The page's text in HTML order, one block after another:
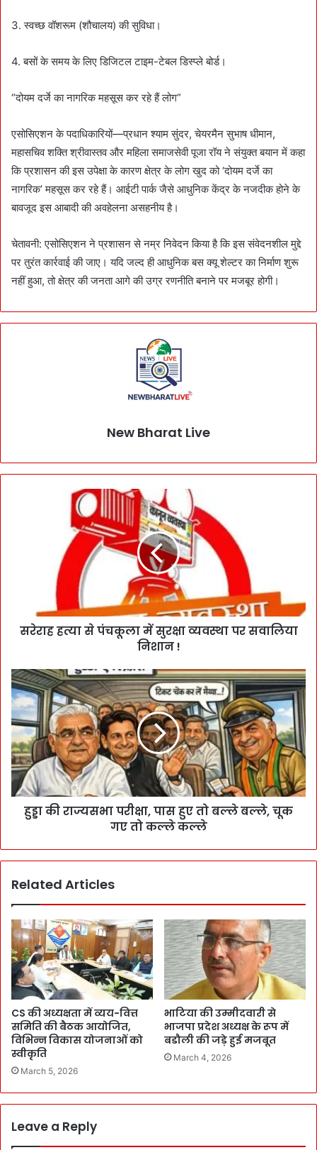
3. स्वच्छ वॉशरूम (शौचालय) की सुविधा।
4. बसों के समय के लिए डिजिटल टाइम-टेबल डिस्प्ले बोर्ड।
“दोयम दर्जे का नागरिक महसूस कर रहे हैं लोग”
एसोसिएशन के पदाधिकारियों—प्रधान श्याम सुंदर, चेयरमैन सुभाष धीमान,
महासचिव शक्ति श्रीवास्तव और महिला समाजसेवी पूजा रॉय ने संयुक्त बयान में कहा
कि प्रशासन की इस उपेक्षा के कारण क्षेत्र के लोग खुद को ‘दोयम दर्जे का
नागरिक’ महसूस कर रहे हैं। आईटी पार्क जैसे आधुनिक केंद्र के नजदीक होने के
बावजूद इस आबादी की अवहेलना असहनीय है।
चेतावनी: एसोसिएशन ने प्रशासन से नम्र निवेदन किया है कि इस संवेदनशील मुद्दे
पर तुरंत कार्रवाई की जाए। यदि जल्द ही आधुनिक बस क्यू शेल्टर का निर्माण शुरू
नहीं हुआ, तो क्षेत्र की जनता आगे की उग्र रणनीति बनाने पर मजबूर होगी।
New Bharat Live
सरेराह हत्या से पंचकूला में सुरक्षा व्यवस्था पर सवालिया
निशान !
हुड्डा की राज्यसभा परीक्षा, पास हुए तो बल्ले बल्ले, चूक
गए तो कल्ले कल्ले
Related Articles
CS की अध्यक्षता में व्यय-वित्त
समिति की बैठक आयोजित,
विभिन्न विकास योजनाओं को
स्वीकृति
March 5, 2026
भाटिया की उम्मीदवारी से
भाजपा प्रदेश अध्यक्ष के रूप में
बडौली की जड़े हुई मजबूत
March 4, 2026
Leave a Reply